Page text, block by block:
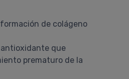
de colágeno
antioxidante que
prematuro de la